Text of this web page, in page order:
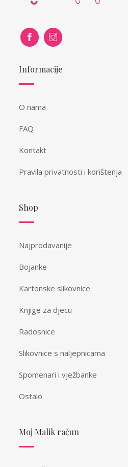
Informacije
O nama
FAQ
Kontakt
Pravila privatnosti i korištenja
Shop
Najprodavanije
Bojanke
Kartonske slikovnice
Knjige za djecu
Radosnice
Slikovnice s naljepnicama
Spomenari i vježbanke
Ostalo
Moj Malik račun